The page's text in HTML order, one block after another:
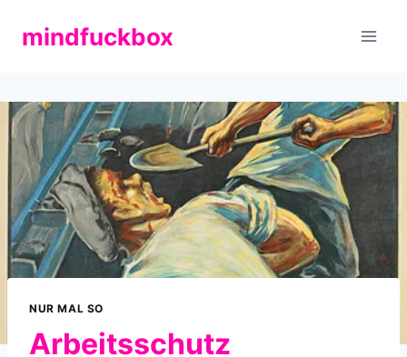
Inhaltmindfuckbox
NUR MAL SO
Arbeitsschutz